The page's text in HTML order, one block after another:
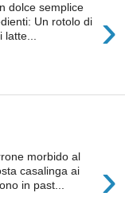
›
dolce semplice
Un rotolo di
›
morbido al
casalinga ai
in past...